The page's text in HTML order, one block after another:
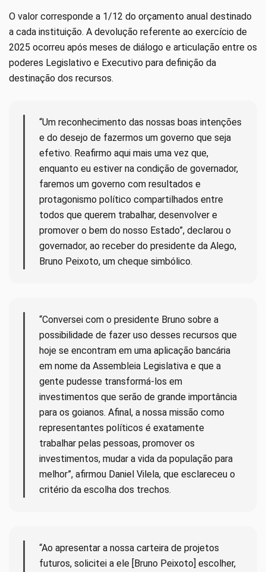
O valor corresponde a 1/12 do orçamento anual destinado
a cada instituição. A devolução referente ao exercício de
2025 ocorreu após meses de diálogo e articulação entre os
poderes Legislativo e Executivo para definição da
destinação dos recursos.
“Um reconhecimento das nossas boas intenções
e do desejo de fazermos um governo que seja
efetivo. Reafirmo aqui mais uma vez que,
enquanto eu estiver na condição de governador,
faremos um governo com resultados e
protagonismo político compartilhados entre
todos que querem trabalhar, desenvolver e
promover o bem do nosso Estado”, declarou o
governador, ao receber do presidente da Alego,
Bruno Peixoto, um cheque simbólico.
“Conversei com o presidente Bruno sobre a
possibilidade de fazer uso desses recursos que
hoje se encontram em uma aplicação bancária
em nome da Assembleia Legislativa e que a
gente pudesse transformá-los em
investimentos que serão de grande importância
para os goianos. Afinal, a nossa missão como
representantes políticos é exatamente
trabalhar pelas pessoas, promover os
investimentos, mudar a vida da população para
melhor”, afirmou Daniel Vilela, que esclareceu o
critério da escolha dos trechos.
“Ao apresentar a nossa carteira de projetos
futuros, solicitei a ele [Bruno Peixoto] escolher,